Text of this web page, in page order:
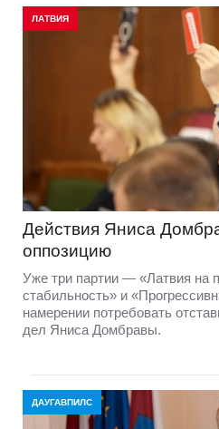
ЛАТВИЯ
Действия Яниса
оппозицию
Уже три партии — «Латвия на
стабильность» и
намерении потребовать
дел Яниса Домбравы.
ДАУГАВПИЛС